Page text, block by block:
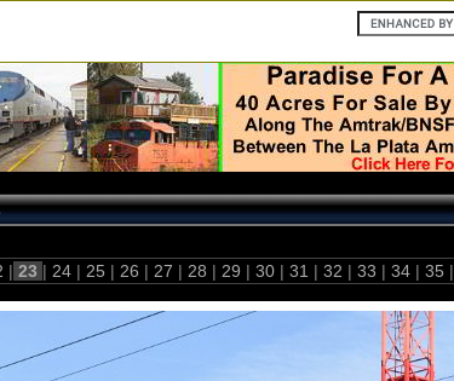
| 23 | 24 | 25 | 26 | 27 | 28 | 29 | 30 | 31 | 32 | 33 | 34 | 35 |